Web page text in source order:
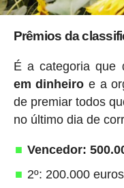
Prêmios da
É a categoria que
em dinheiro e a
de premiar todos
no último dia de
Vencedor:
2º: 200.000 euros